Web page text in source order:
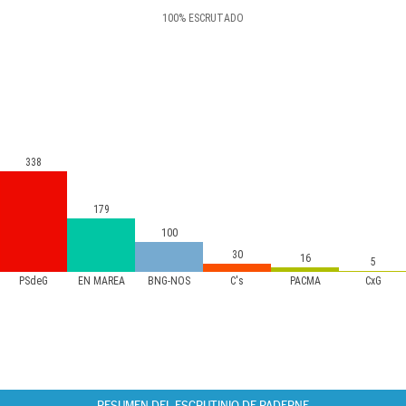
100% ESCRUTADO
PSdeG EN MAREA BNG-NÓS C's PACMA CxG
338
179
100
30
16 5